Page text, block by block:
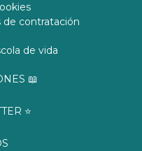
de contratación
de vida
📖
⭐️